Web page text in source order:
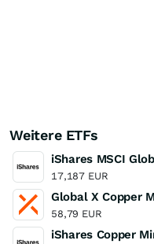
Weitere ETFs
17,187 EUR
58,79 EUR